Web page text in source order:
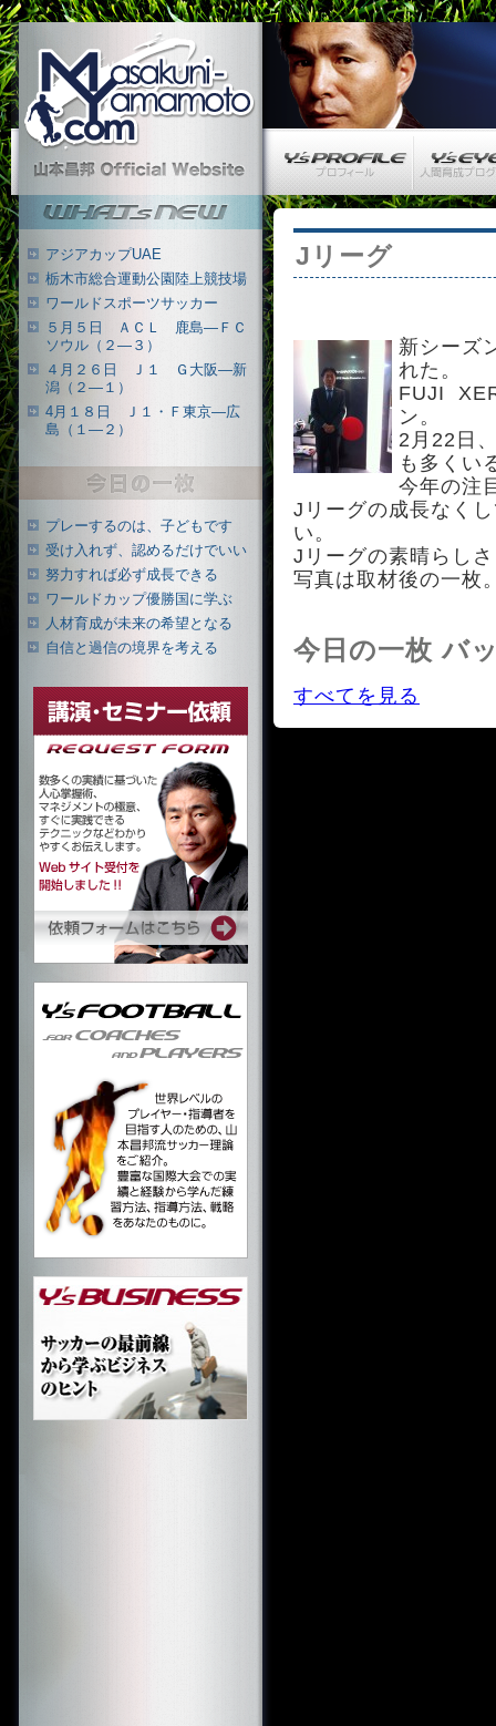
Masakuni-Yamamoto.com
山本昌邦 公式ウェブサイト
Jリーグ
新シーズ
れた。
FUJI
ン。
2月22日
も多くい
今年の注
Jリーグの成長なく
い。
Jリーグの素晴らし
写真は取材後の一枚
今日の一枚 バ
すべてを見る
What's New
アジアカップUAE
栃木市総合運動公園陸上競技場
ワールドスポーツサッカー
５月５日 ＡＣＬ 鹿島―ＦＣ
ソウル（２―３）
４月２６日 Ｊ１ Ｇ大阪―新
潟（２―１）
4月１８日 Ｊ１・Ｆ東京―広
島（１―２）
プレーするのは、子どもです
受け入れず、認めるだけでいい
努力すれば必ず成長できる
ワールドカップ優勝国に学ぶ
人材育成が未来の希望となる
自信と過信の境界を考える